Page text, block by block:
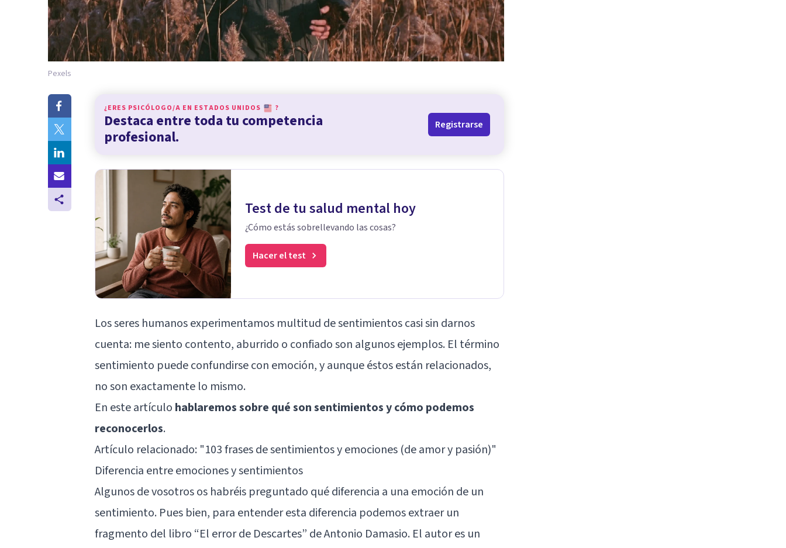
Pexels
¿ERES PSICÓLOGO/A EN ESTADOS UNIDOS ?
Destaca entre toda tu competencia
profesional.
Registrarse
Test de tu salud mental hoy
¿Cómo estás sobrellevando las cosas?
Hacer el test
Los seres humanos experimentamos multitud de sentimientos casi sin darnos
cuenta: me siento contento, aburrido o confiado son algunos ejemplos. El término
sentimiento puede confundirse con emoción, y aunque éstos están relacionados,
no son exactamente lo mismo.
En este artículo hablaremos sobre qué son sentimientos y cómo podemos
reconocerlos.
Artículo relacionado: "103 frases de sentimientos y emociones (de amor y pasión)"
Diferencia entre emociones y sentimientos
Algunos de vosotros os habréis preguntado qué diferencia a una emoción de un
sentimiento. Pues bien, para entender esta diferencia podemos extraer un
fragmento del libro “El error de Descartes” de Antonio Damasio. El autor es un